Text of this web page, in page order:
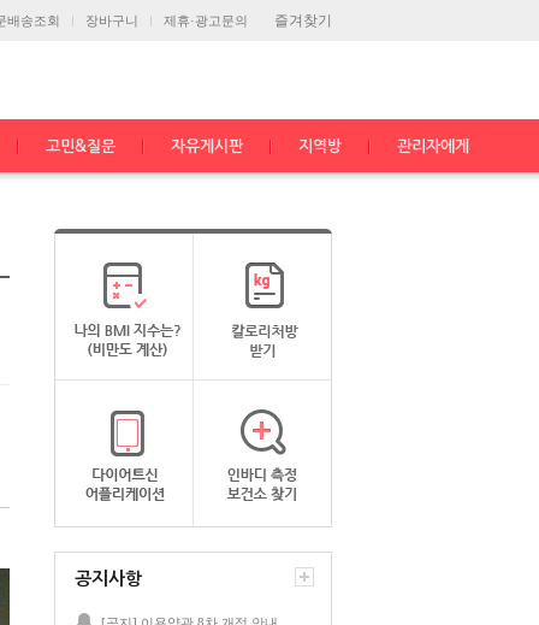
즐겨찾기
배송조회 장바구니 제휴·광고문의
고민&질문 자유게시판 지역방 관리자에게
공지사항